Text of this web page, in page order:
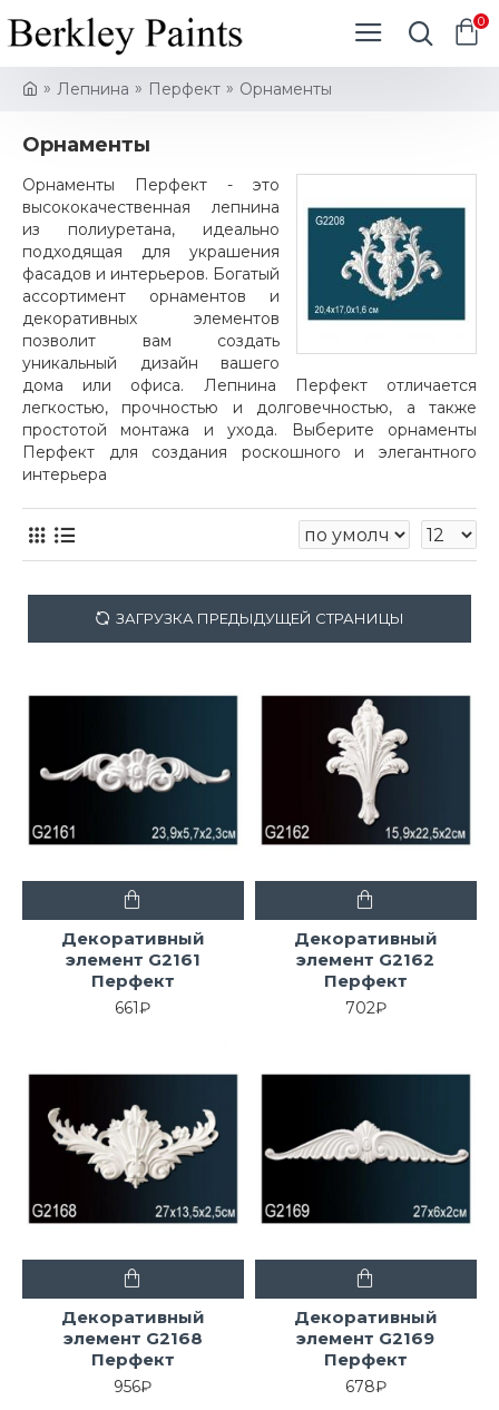
0
Лепнина Перфект Орнаменты
Орнаменты
Орнаменты Перфект - это
высококачественная лепнина
из полиуретана, идеально
подходящая для украшения
фасадов и интерьеров. Богатый
ассортимент орнаментов и
декоративных элементов
позволит вам создать
уникальный дизайн вашего
дома или офиса. Лепнина Перфект отличается
легкостью, прочностью и долговечностью, а также
простотой монтажа и ухода. Выберите орнаменты
Перфект для создания роскошного и элегантного
интерьера
ЗАГРУЗКА ПРЕДЫДУЩЕЙ СТРАНИЦЫ
Декоративный
элемент G2161
Перфект
661₽
Декоративный
элемент G2162
Перфект
702₽
Декоративный
элемент G2168
Перфект
956₽
Декоративный
элемент G2169
Перфект
678₽